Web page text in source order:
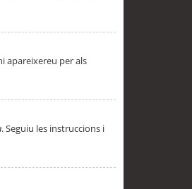
apareixereu per als
. Seguiu les instruccions i